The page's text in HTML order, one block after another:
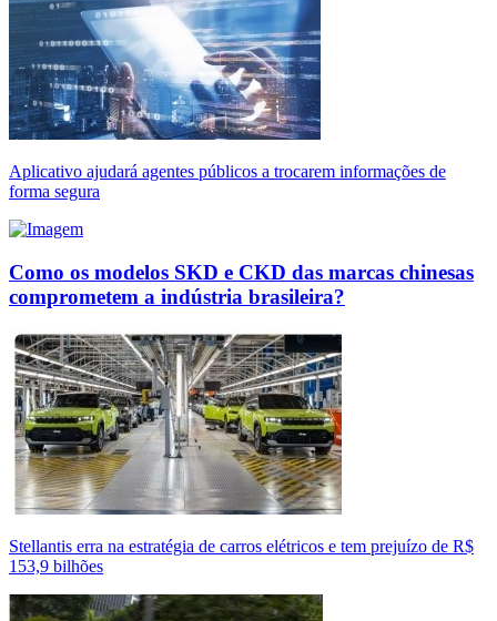
Aplicativo ajudará agentes públicos a trocarem informações de
forma segura
Como os modelos SKD e CKD das marcas chinesas
comprometem a indústria brasileira?
Stellantis erra na estratégia de carros elétricos e tem prejuízo de R$
153,9 bilhões